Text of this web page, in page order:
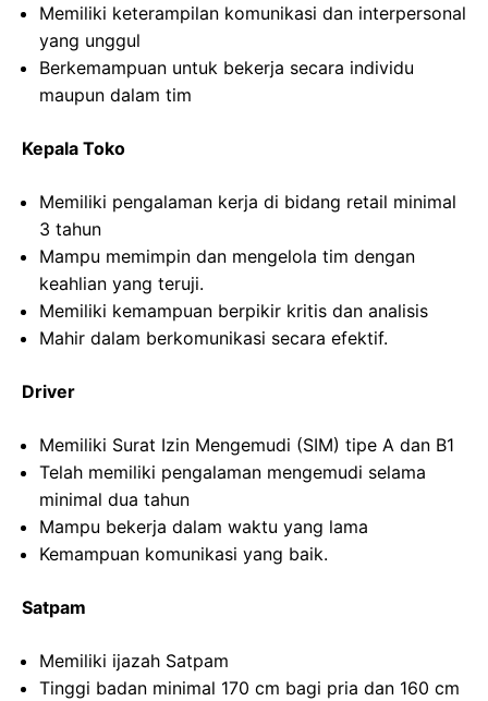
Memiliki keterampilan komunikasi dan interpersonal
yang unggul
Berkemampuan untuk bekerja secara individu
maupun dalam tim
Kepala Toko
Memiliki pengalaman kerja di bidang retail minimal
3 tahun
Mampu memimpin dan mengelola tim dengan
keahlian yang teruji.
Memiliki kemampuan berpikir kritis dan analisis
Mahir dalam berkomunikasi secara efektif.
Driver
Memiliki Surat Izin Mengemudi (SIM) tipe A dan B1
Telah memiliki pengalaman mengemudi selama
minimal dua tahun
Mampu bekerja dalam waktu yang lama
Kemampuan komunikasi yang baik.
Satpam
Memiliki ijazah Satpam
Tinggi badan minimal 170 cm bagi pria dan 160 cm